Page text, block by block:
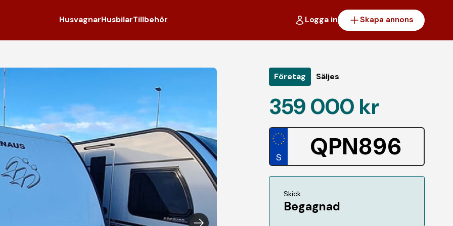
HusvagnarHusbilarTillbehör Logga in Skapa annons
Företag Säljes
359 000 kr
QPN896
Skick
Begagnad